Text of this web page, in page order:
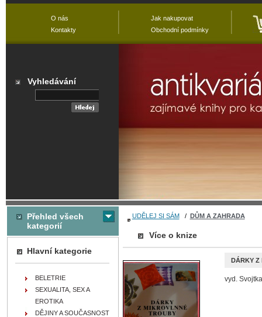
UDĚLEJ SI SÁM/ DŮM A ZAHRADA
Více o knize
DÁRKY Z
vyd.
Přehled všech
kategorií
Hlavní kategorie
BELETRIE
SEXUALITA, SEX A
EROTIKA
DĚJINY A SOUČASNOST
O nás
Kontakty
Jak nakupovat
Obchodní podmínky
Vyhledávání